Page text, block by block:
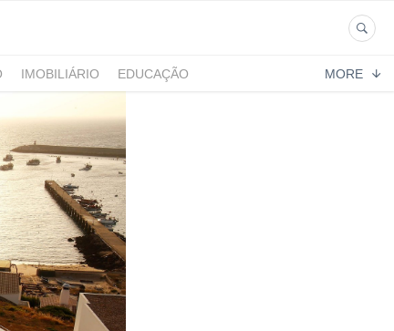
IMOBILIÁRIO
EDUCAÇÃO
MORE